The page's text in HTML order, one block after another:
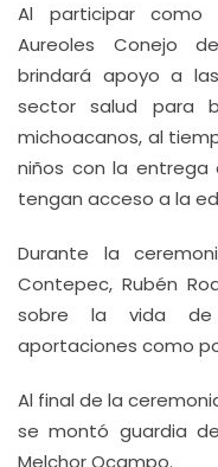
Al participar como
Aureoles Conejo
brindará apoyo a
sector salud para
michoacanos, al
niños con la entrega
tengan acceso a la
Durante la
Contepec, Rubén
sobre la vida de
aportaciones como
Al final de la
se montó guardia
Melchor Ocampo.